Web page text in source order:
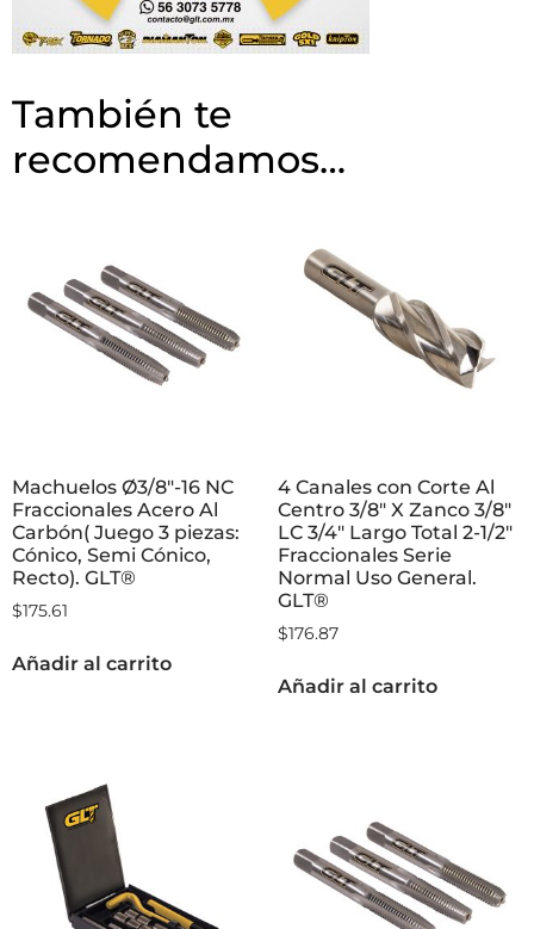
También te
recomendamos…
Machuelos Ø3/8″-16 NC
Fraccionales Acero Al
Carbón( Juego 3 piezas:
Cónico, Semi Cónico,
Recto). GLT®
$175.61
Añadir al carrito
4 Canales con Corte Al
Centro 3/8″ X Zanco 3/8″
LC 3/4″ Largo Total 2-1/2″
Fraccionales Serie
Normal Uso General.
GLT®
$176.87
Añadir al carrito